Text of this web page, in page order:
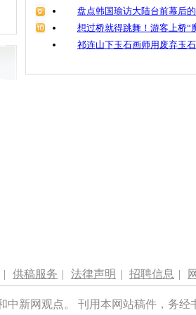
盘点韩国瑜访大陆台前幕后
想过桥就得跳舞！游客上桥“
祁连山下玉石画师用废弃玉
| 供稿服务 | 法律声明 | 招聘信息 |
新网观点。 刊用本网站稿件，务经